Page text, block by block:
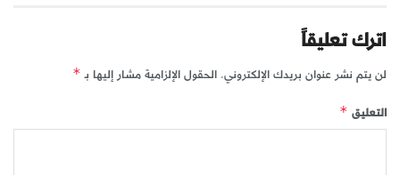
اترك تعليقاً
لن يتم نشر عنوان بريدك الإلكتروني. الحقول الإلزامية مشار إليها بـ *
التعليق *